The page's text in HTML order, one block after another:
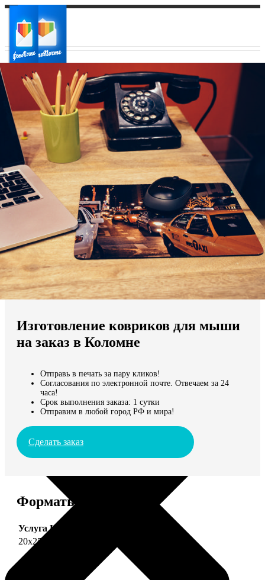
Ваш город:
Ваш регион доставки
Выберите из списка:
Мы доставляем по всему миру
Продолжить без города
Изготовление ковриков для мыши
на заказ в Коломне
Отправь в печать за пару кликов!
Согласования по электронной почте. Отвечаем за 24
часа!
Срок выполнения заказа: 1 сутки
Отправим в любой город РФ и мира!
Сделать заказ
Форматы и цены
Услуга Цена, руб.
20х25